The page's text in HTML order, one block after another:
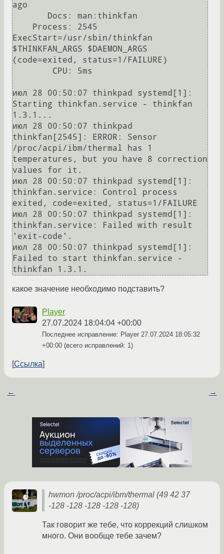
ago
ExecStart=/usr/sbin/thinkfan
$THINKFAN_ARGS $DAEMON_ARGS
(code=exited, status=1/FAILURE)
июл 28 00:50:07 thinkpad systemd[1]:
Starting thinkfan.service - thinkfan
1.3.1...
июл 28 00:50:07 thinkpad
thinkfan[2545]: ERROR: Sensor
/proc/acpi/ibm/thermal has 1
temperatures, but you have 8 correction
values for it.
июл 28 00:50:07 thinkpad systemd[1]:
thinkfan.service: Control process
exited, code=exited, status=1/FAILURE
июл 28 00:50:07 thinkpad systemd[1]:
thinkfan.service: Failed with result
'exit-code'.
июл 28 00:50:07 thinkpad systemd[1]:
Failed to start thinkfan.service -
какое значение необходимо подставить?
Player
27.07.2024 18:04:04 +00:00
Последнее исправление: Player 27.07.2024 18:05:32
+00:00 (всего исправлений: 1)
Ссылка
← →
hwmon /proc/acpi/ibm/thermal (49 42 37
-128 -128 -128 -128 -128)
Так говорит же тебе, что коррекций слишком
много. Они вообще тебе зачем?